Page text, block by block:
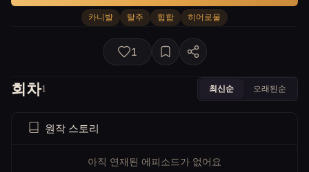
카니발 탈주 힙합 히어로물
1
회차1 최신순 오래된순
원작 스토리
아직 연재된 에피소드가 없어요